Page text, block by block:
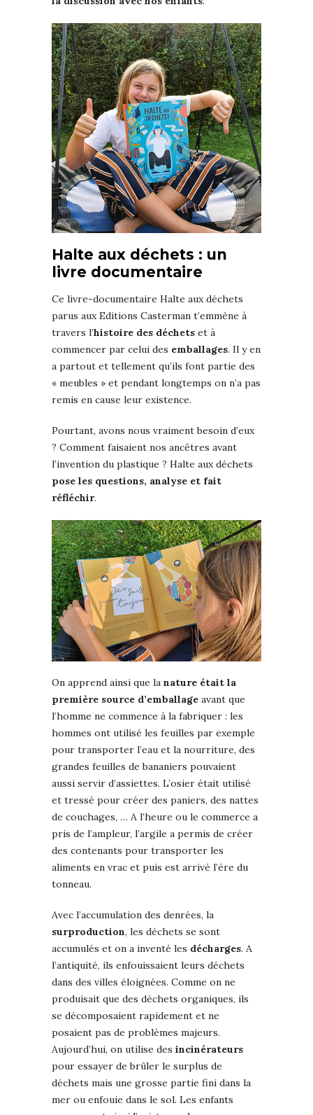
Halte aux déchets : un
livre documentaire
Ce livre-documentaire Halte aux déchets
parus aux Editions Casterman t’emmène à
travers l’histoire des déchets et à
commencer par celui des emballages. Il y en
a partout et tellement qu’ils font partie des
« meubles » et pendant longtemps on n’a pas
remis en cause leur existence.
Pourtant, avons nous vraiment besoin d’eux
? Comment faisaient nos ancêtres avant
l’invention du plastique ? Halte aux déchets
pose les questions, analyse et fait
réfléchir.
On apprend ainsi que la nature était la
première source d’emballage avant que
l’homme ne commence à la fabriquer : les
hommes ont utilisé les feuilles par exemple
pour transporter l’eau et la nourriture, des
grandes feuilles de bananiers pouvaient
aussi servir d’assiettes. L’osier était utilisé
et tressé pour créer des paniers, des nattes
de couchages, … A l’heure ou le commerce a
pris de l’ampleur, l’argile a permis de créer
des contenants pour transporter les
aliments en vrac et puis est arrivé l’ère du
tonneau.
Avec l’accumulation des denrées, la
surproduction, les déchets se sont
accumulés et on a inventé les décharges. A
l’antiquité, ils enfouissaient leurs déchets
dans des villes éloignées. Comme on ne
produisait que des déchets organiques, ils
se décomposaient rapidement et ne
posaient pas de problèmes majeurs.
Aujourd’hui, on utilise des incinérateurs
pour essayer de brûler le surplus de
déchets mais une grosse partie fini dans la
mer ou enfouie dans le sol. Les enfants